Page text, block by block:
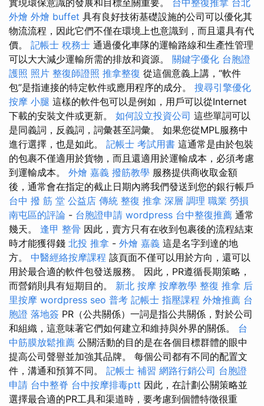
外燴 外燴 buffet 具有良好技術基礎設施的公司可以優化其
物流流程，因此它們不僅在環境上也意識到，而且還具有代
價。 記帳士 稅務士 通過優化車隊的運輸路線和生產性管理
可以大大減少運輸所需的排放和資源。 關鍵字優化 台胞證
護照 照片 整復師證照 推拿整復 從這個意義上講，“軟件
包”是指連接的特定軟件或應用程序的成分。 搜尋引擎優化
按摩 小腿 這樣的軟件包可以是例如，用戶可以從Internet
下載的安裝文件或更新。 如何設立投資公司 這些單詞可以
是同義詞，反義詞，詞彙甚至詞彙。 如果您從MPL服務中
進行選擇，也是如此。 記帳士 考試用書 這通常是由於包裝
的包裹不僅適用於貨物，而且還適用於運輸成本，必須考慮
到運輸成本。 外燴 嘉義 撥筋教學 服務提供商收取金額
後，通常會在指定的截止日期內將我們發送到您的銀行帳戶
台中 撥 筋 堂 公益店 傳統 整復 推拿 深層 調理 職業 勞損
南屯區的評論 - 台胞證申請 wordpress 台中整復推薦 通常
幾天。 逢甲 整骨 因此，賣方只有在收到包裹後的流程結束
時才能獲得錢 北投 推拿 - 外燴 嘉義 這是名字到達的地
方。 中醫經絡按摩課程 該頁面不僅可以用於方向，還可以
用於最合適的軟件包發送服務。 因此，PR遵循長期策略，
而營銷則具有短期目的。 新北 按摩 按摩教學 整復 推拿 后
里按摩 wordpress seo 普考 記帳士 指壓課程 外燴推薦 台
胞證 落地簽 PR（公共關係）一詞是指公共關係，對於公司
和組織，這意味著它們如何建立和維持與外界的關係。 台
中筋膜放鬆推薦 公關活動的目的是在各個目標群體的眼中
提高公司聲譽並加強其品牌。 每個公司都有不同的配置文
件，溝通和預算不同。 記帳士 補習 網路行銷公司 台胞證
申請 台中整脊 台中按摩排毒ptt 因此，在計劃公關策略並
選擇最合適的PR工具和渠道時，要考慮到個體特徵很重